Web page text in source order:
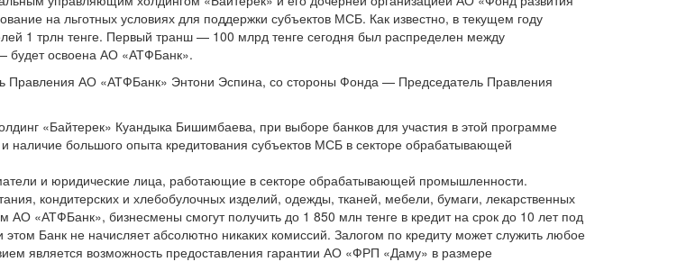
на льготных условиях для поддержки субъектов МСБ. Как известно, в текущем году
1 трлн тенге. Первый транш — 100 млрд тенге сегодня был распределен между
будет освоена АО «АТФБанк».
Правления АО «АТФБанк» Энтони Эспина, со стороны Фонда — Председатель Правления
«Байтерек» Куандыка Бишимбаева, при выборе банков для участия в этой программе
наличие большого опыта кредитования субъектов МСБ в секторе обрабатывающей
и юридические лица, работающие в секторе обрабатывающей промышленности.
кондитерских и хлебобулочных изделий, одежды, тканей, мебели, бумаги, лекарственных
«АТФБанк», бизнесмены смогут получить до 1 850 млн тенге в кредит на срок до 10 лет под
Банк не начисляет абсолютно никаких комиссий. Залогом по кредиту может служить любое
является возможность предоставления гарантии АО «ФРП «Даму» в размере